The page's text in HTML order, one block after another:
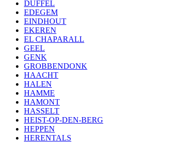
DUFFEL
EDEGEM
EINDHOUT
EKEREN
EL CHAPARALL
GEEL
GENK
GROBBENDONK
HAACHT
HALEN
HAMME
HAMONT
HASSELT
HEIST-OP-DEN-BERG
HEPPEN
HERENTALS